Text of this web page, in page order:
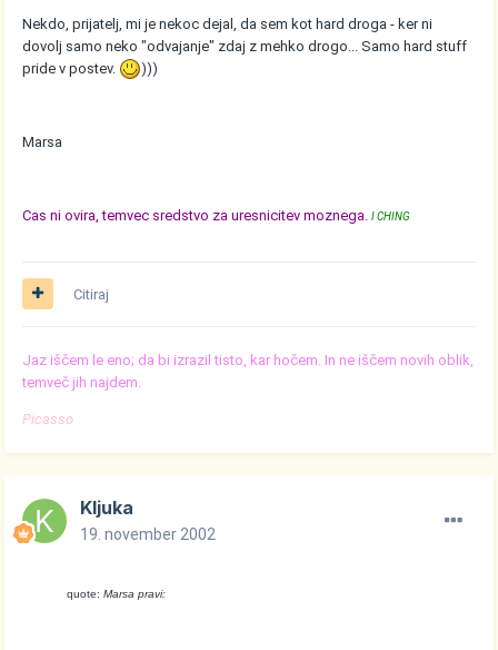
Nekdo, prijatelj, mi je nekoc dejal, da sem kot hard droga - ker ni
dovolj samo neko "odvajanje" zdaj z mehko drogo... Samo hard stuff
pride v postev.
)))
Marsa
Cas ni ovira, temvec sredstvo za uresnicitev moznega. I CHING
Citiraj
Jaz iščem le eno; da bi izrazil tisto, kar hočem. In ne iščem novih oblik,
temveč jih najdem.
Picasso
Kljuka
19. november 2002
quote: Marsa pravi: